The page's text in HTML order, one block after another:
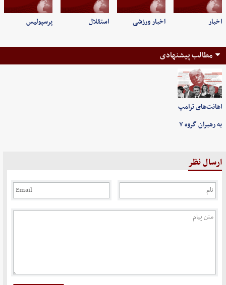
اخبار اخبار ورزشی استقلال پرسپولیس
مطالب پیشنهادی
اهانت‌های ترامپ
به رهبران گروه ۷
ارسال نظر